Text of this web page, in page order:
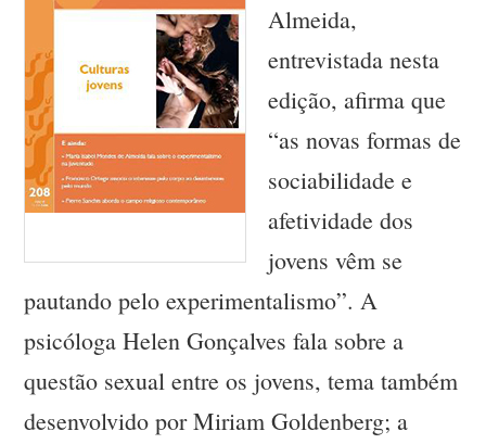
Almeida,
entrevistada nesta
edição, afirma que
“as novas formas de
sociabilidade e
afetividade dos
jovens vêm se
pautando pelo experimentalismo”. A
psicóloga Helen Gonçalves fala sobre a
questão sexual entre os jovens, tema também
desenvolvido por Miriam Goldenberg; a